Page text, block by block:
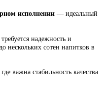
исполнении — идеальный
требуется надежность и
нескольких сотен напитков в
, где важна стабильность качества